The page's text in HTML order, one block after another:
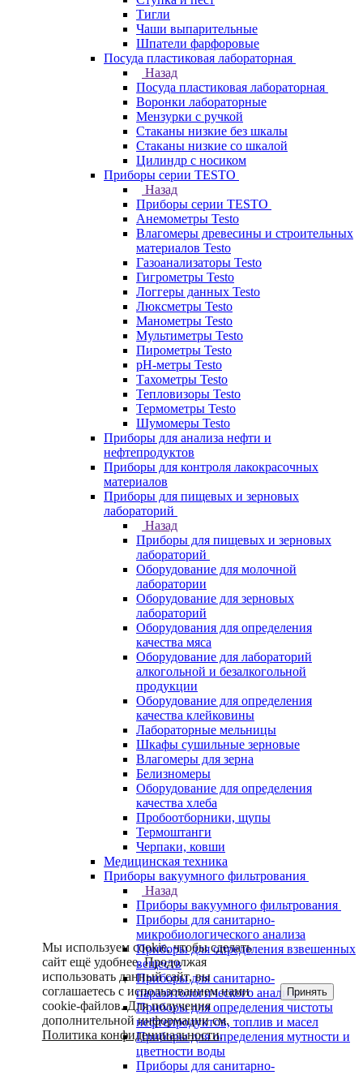
Тигли
Чаши выпарительные
Шпатели фарфоровые
Посуда пластиковая лабораторная
Назад
Посуда пластиковая лабораторная
Воронки лабораторные
Мензурки с ручкой
Стаканы низкие без шкалы
Стаканы низкие со шкалой
Цилиндр с носиком
Приборы серии TESTO
Назад
Приборы серии TESTO
Анемометры Testo
Влагомеры древесины и строительных
материалов Testo
Газоанализаторы Testo
Гигрометры Testo
Логгеры данных Testo
Люксметры Testo
Манометры Testo
Мультиметры Testo
Пирометры Testo
pH-метры Testo
Тахометры Testo
Тепловизоры Testo
Термометры Testo
Шумомеры Testo
Приборы для анализа нефти и
нефтепродуктов
Приборы для контроля лакокрасочных
материалов
Приборы для пищевых и зерновых
лабораторий
Назад
Приборы для пищевых и зерновых
лабораторий
Оборудование для молочной
лаборатории
Оборудование для зерновых
лабораторий
Оборудования для определения
качества мяса
Оборудование для лабораторий
алкогольной и безалкогольной
продукции
Оборудование для определения
качества клейковины
Лабораторные мельницы
Шкафы сушильные зерновые
Влагомеры для зерна
Белизномеры
Оборудование для определения
качества хлеба
Пробоотборники, щупы
Термоштанги
Черпаки, ковши
Медицинская техника
Приборы вакуумного фильтрования
Назад
Приборы вакуумного фильтрования
Приборы для санитарно-
микробиологического анализа
Приборы для определения взвешенных
веществ
Приборы для санитарно-
паразитологического анализа
Приборы для определения чистоты
нефтепродуктов, топлив и масел
Приборы для определения мутности и
цветности воды
Приборы для санитарно-
Мы используем cookie, чтобы сделать
сайт ещё удобнее. Продолжая
использовать данный сайт, вы
соглашаетесь с использованием нами
cookie-файлов. Для получения
дополнительной информации см.
Политика конфиденциальности.
Принять